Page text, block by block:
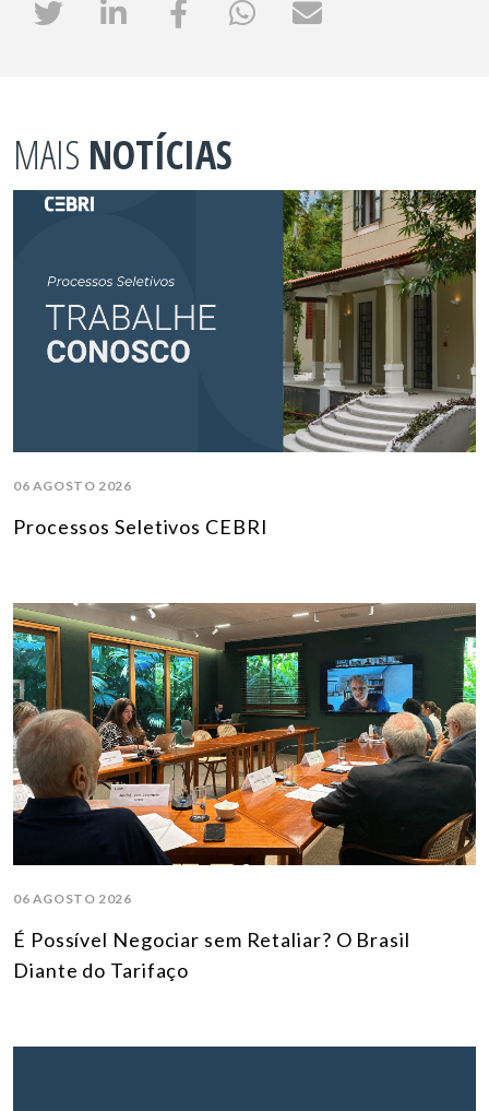
MAIS NOTÍCIAS
06 AGOSTO 2026
Processos Seletivos CEBRI
06 AGOSTO 2026
É Possível Negociar sem Retaliar? O Brasil
Diante do Tarifaço